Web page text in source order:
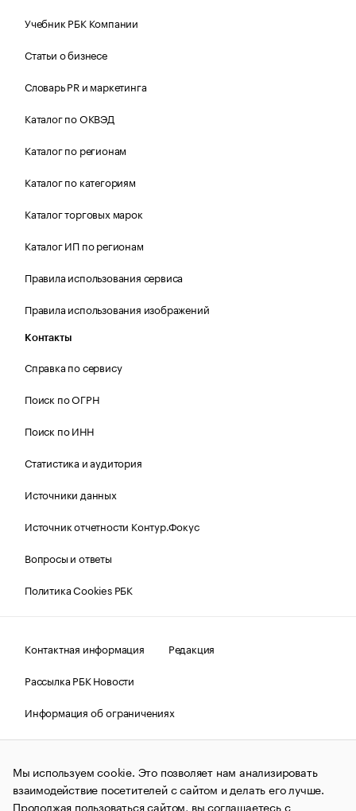
Учебник РБК Компании
Статьи о бизнесе
Словарь PR и маркетинга
Каталог по ОКВЭД
Каталог по регионам
Каталог по категориям
Каталог торговых марок
Каталог ИП по регионам
Правила использования сервиса
Правила использования изображений
Контакты
Справка по сервису
Поиск по ОГРН
Поиск по ИНН
Статистика и аудитория
Источники данных
Источник отчетности Контур.Фокус
Вопросы и ответы
Политика Cookies РБК
Контактная информация
Редакция
Рассылка РБК Новости
Информация об ограничениях
Правовая информация
О соблюдении авторских прав
© АО «РОСБИЗНЕСКОНСАЛТИНГ»,1995–2026.Сообщения
и материалы информационного агентства «РБК»
(зарегистрировано Федеральной службой по надзору в сфере
Мы используем cookie. Это позволяет нам анализировать
взаимодействие посетителей с сайтом и делать его лучше.
Продолжая пользоваться сайтом, вы соглашаетесь с